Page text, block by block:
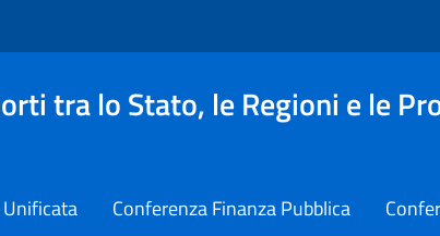
tra lo Stato, le Regioni e le
Conferenza Finanza Pubblica